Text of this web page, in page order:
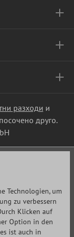
разходи и
друго.
Technologien, um
zu verbessern
Klicken auf
Option in den
ist auch in